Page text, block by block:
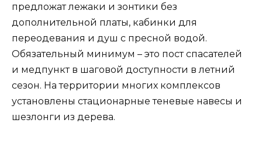
предложат лежаки и зонтики без
дополнительной платы, кабинки для
переодевания и душ с пресной водой.
Обязательный минимум – это пост спасателей
и медпункт в шаговой доступности в летний
сезон. На территории многих комплексов
установлены стационарные теневые навесы и
шезлонги из дерева.